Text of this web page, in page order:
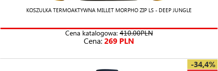
KOSZULKA TERMOAKTYWNA MILLET MORPHO ZIP LS - DEEP JUNGLE
Cena katalogowa: 410.00PLN
Cena:269 PLN
-34,4%